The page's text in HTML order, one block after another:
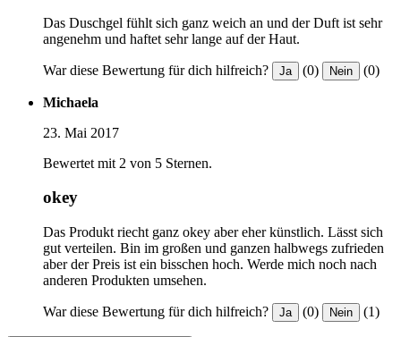
Das Duschgel fühlt sich ganz weich an und der Duft ist sehr
angenehm und haftet sehr lange auf der Haut.
War diese Bewertung für dich hilfreich? Ja (0) Nein (0)
Michaela
23. Mai 2017
Bewertet mit 2 von 5 Sternen.
okey
Das Produkt riecht ganz okey aber eher künstlich. Lässt sich
gut verteilen. Bin im großen und ganzen halbwegs zufrieden
aber der Preis ist ein bisschen hoch. Werde mich noch nach
anderen Produkten umsehen.
War diese Bewertung für dich hilfreich? Ja (0) Nein (1)